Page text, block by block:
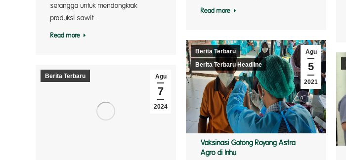
serangga untuk mendongkrak
produksi sawit…
Read more
Read more
Agu
5
2021
Berita Terbaru
Berita Terbaru Headline
Vaksinasi Gotong Royong Astra
Agro di Inhu
Agu
7
2024
Berita Terbaru